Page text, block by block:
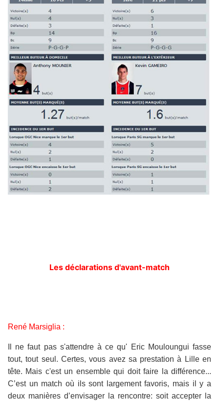
Les déclarations d'avant-match
René Marsiglia :
Il ne faut pas s'attendre à ce qu' Eric Mouloungui fasse
tout, tout seul. Certes, vous avez sa prestation à Lille en
tête. Mais c'est un ensemble qui doit faire la différence...
C’est un match où ils sont largement favoris, mais il y a
deux manières d’envisager la rencontre: soit accepter la